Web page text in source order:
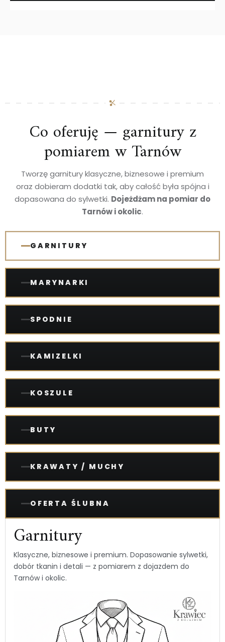
Co oferuję — garnitury z
pomiarem w Tarnów
Tworzę garnitury klasyczne, biznesowe i premium
oraz dobieram dodatki tak, aby całość była spójna i
dopasowana do sylwetki. Dojeżdżam na pomiar do
Tarnów i okolic.
GARNITURY
MARYNARKI
SPODNIE
KAMIZELKI
KOSZULE
BUTY
KRAWATY / MUCHY
OFERTA ŚLUBNA
Garnitury
Klasyczne, biznesowe i premium. Dopasowanie sylwetki,
dobór tkanin i detali — z pomiarem z dojazdem do
Tarnów i okolic.